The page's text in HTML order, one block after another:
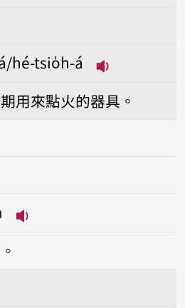
hé-tsio̍h-á
用來點火的器具。
播放音讀iân-phiánn